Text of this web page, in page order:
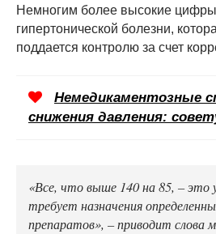
Немногим более высокие цифры
гипертонической болезни,
поддается контролю за счет
Немедикаментозные
снижения давления:
«Все, что выше 140 на 85, – это
требует назначения
препаратов», – приводит слова